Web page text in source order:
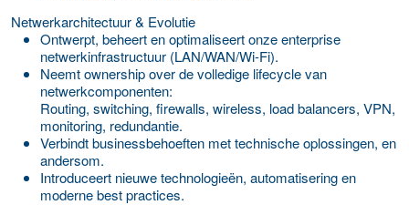
Netwerkarchitectuur & Evolutie
Ontwerpt, beheert en optimaliseert onze enterprise
netwerkinfrastructuur (LAN/WAN/Wi-Fi).
Neemt ownership over de volledige lifecycle van
netwerkcomponenten:
Routing, switching, firewalls, wireless, load balancers, VPN,
monitoring, redundantie.
Verbindt businessbehoeften met technische oplossingen, en
andersom.
Introduceert nieuwe technologieën, automatisering en
moderne best practices.